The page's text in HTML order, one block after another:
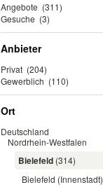
Angebote (311)
Gesuche (3)
Anbieter
Privat (204)
Gewerblich (110)
Ort
Deutschland
Nordrhein-Westfalen
Bielefeld (314)
Bielefeld (Innenstadt)